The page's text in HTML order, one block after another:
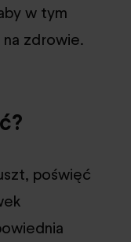
w tym
zdrowie.
poświęć